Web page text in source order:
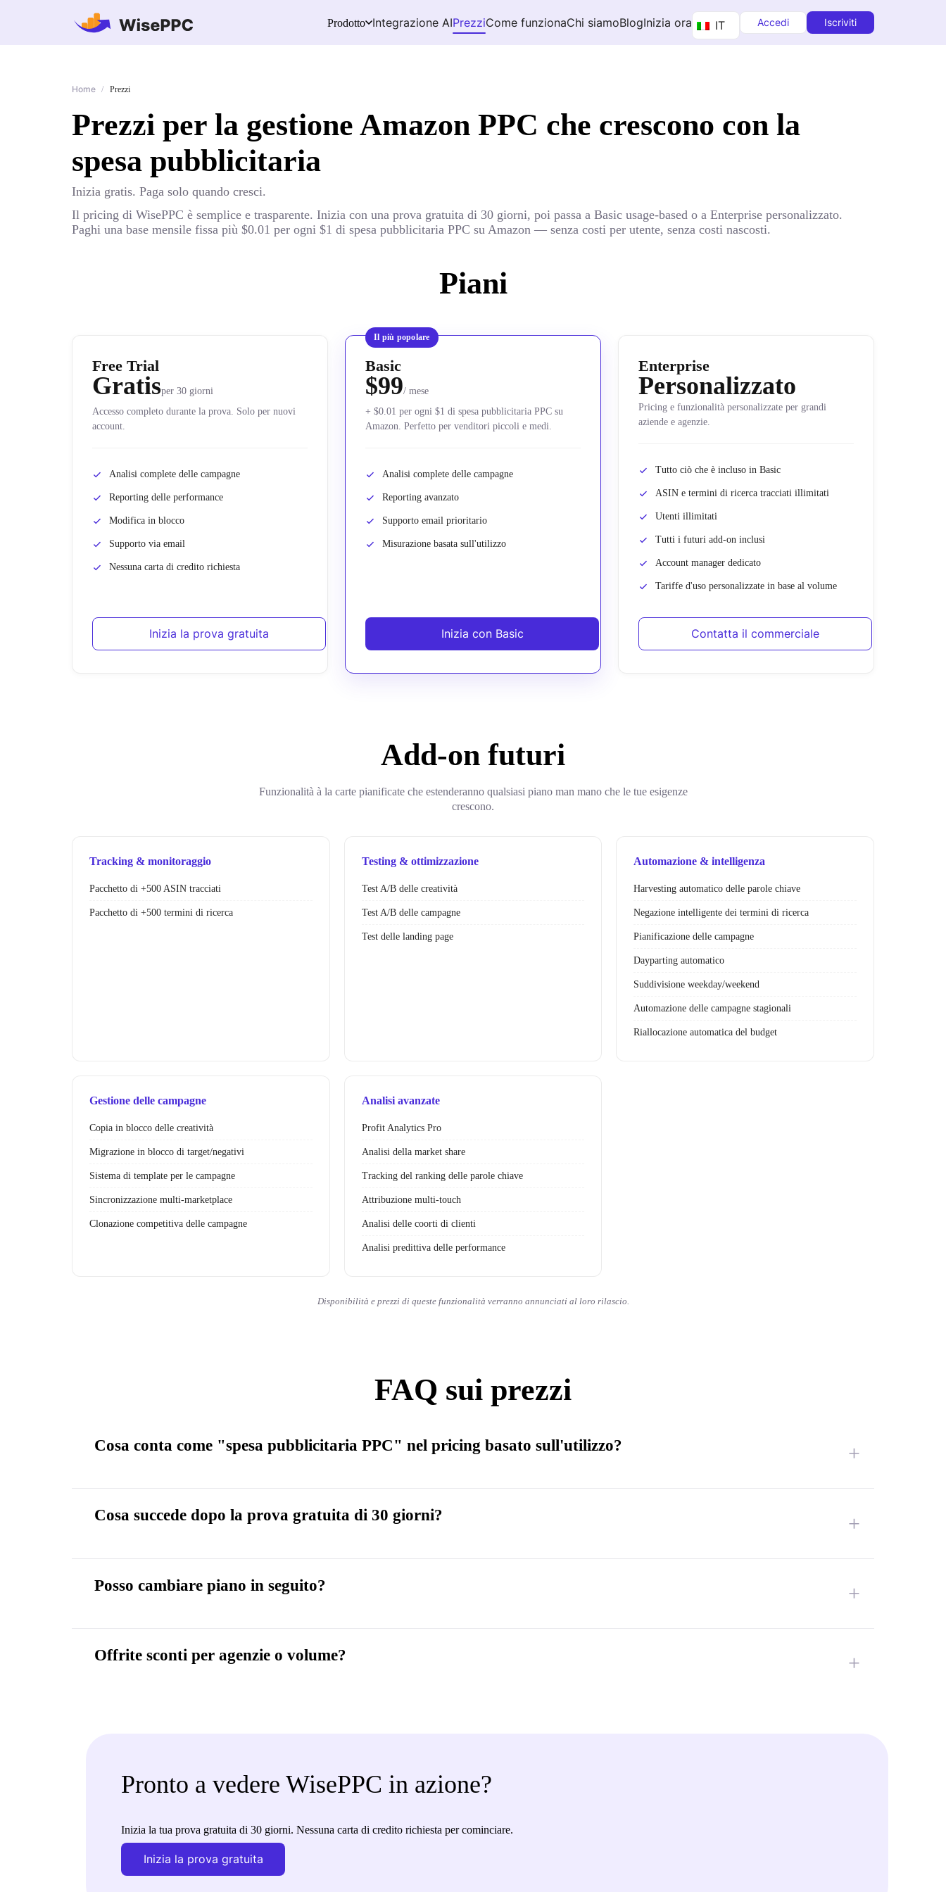
Prodotto Integrazione AIPrezziCome funzionaChi siamoBlogInizia ora IT Accedi Iscriviti
Home / Prezzi
Prezzi per la gestione Amazon PPC che crescono con la
spesa pubblicitaria
Inizia gratis. Paga solo quando cresci.
Il pricing di WisePPC è semplice e trasparente. Inizia con una prova gratuita di 30 giorni, poi passa a Basic usage-based o a Enterprise personalizzato.
Paghi una base mensile fissa più $0.01 per ogni $1 di spesa pubblicitaria PPC su Amazon — senza costi per utente, senza costi nascosti.
Piani
Free Trial
Gratisper 30 giorni
Accesso completo durante la prova. Solo per nuovi
account.
Analisi complete delle campagne
Reporting delle performance
Modifica in blocco
Supporto via email
Nessuna carta di credito richiesta
Inizia la prova gratuita
Il più popolare
Basic
$99/ mese
+ $0.01 per ogni $1 di spesa pubblicitaria PPC su
Amazon. Perfetto per venditori piccoli e medi.
Analisi complete delle campagne
Reporting avanzato
Supporto email prioritario
Misurazione basata sull'utilizzo
Inizia con Basic
Enterprise
Personalizzato
Pricing e funzionalità personalizzate per grandi
aziende e agenzie.
Tutto ciò che è incluso in Basic
ASIN e termini di ricerca tracciati illimitati
Utenti illimitati
Tutti i futuri add-on inclusi
Account manager dedicato
Tariffe d'uso personalizzate in base al volume
Contatta il commerciale
Add-on futuri
Funzionalità à la carte pianificate che estenderanno qualsiasi piano man mano che le tue esigenze
crescono.
Tracking & monitoraggio
Pacchetto di +500 ASIN tracciati
Pacchetto di +500 termini di ricerca
Testing & ottimizzazione
Test A/B delle creatività
Test A/B delle campagne
Test delle landing page
Automazione & intelligenza
Harvesting automatico delle parole chiave
Negazione intelligente dei termini di ricerca
Pianificazione delle campagne
Dayparting automatico
Suddivisione weekday/weekend
Automazione delle campagne stagionali
Riallocazione automatica del budget
Gestione delle campagne
Copia in blocco delle creatività
Migrazione in blocco di target/negativi
Sistema di template per le campagne
Sincronizzazione multi-marketplace
Clonazione competitiva delle campagne
Analisi avanzate
Profit Analytics Pro
Analisi della market share
Tracking del ranking delle parole chiave
Attribuzione multi-touch
Analisi delle coorti di clienti
Analisi predittiva delle performance
Disponibilità e prezzi di queste funzionalità verranno annunciati al loro rilascio.
FAQ sui prezzi
Cosa conta come "spesa pubblicitaria PPC" nel pricing basato sull'utilizzo?
Cosa succede dopo la prova gratuita di 30 giorni?
Posso cambiare piano in seguito?
Offrite sconti per agenzie o volume?
Pronto a vedere WisePPC in azione?
Inizia la tua prova gratuita di 30 giorni. Nessuna carta di credito richiesta per cominciare.
Inizia la prova gratuita